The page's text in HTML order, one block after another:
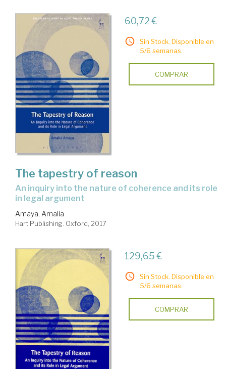
60,72 €
Sin Stock. Disponible en
5/6 semanas.
COMPRAR
The tapestry of reason
an inquiry into the nature of coherence and its role
in legal argument
Amaya, Amalia
Hart Publishing. Oxford, 2017
129,65 €
Sin Stock. Disponible en
5/6 semanas.
COMPRAR